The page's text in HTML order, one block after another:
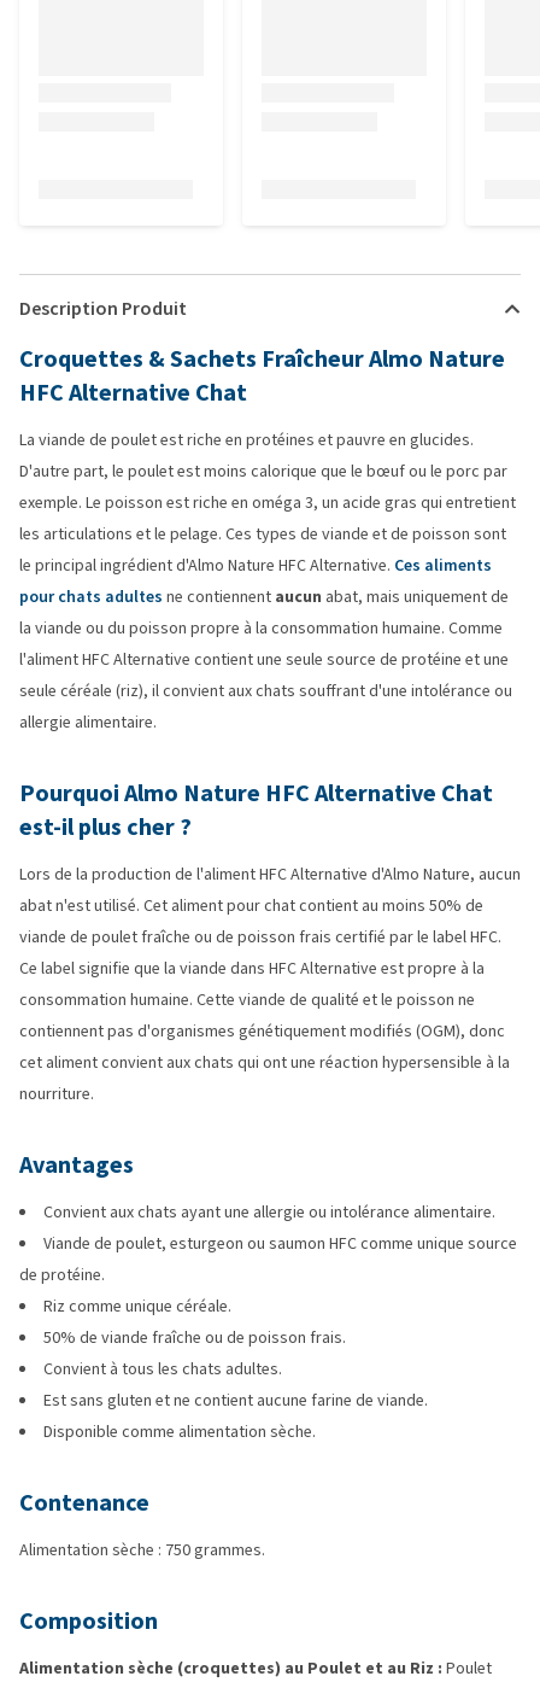
Description Produit
Croquettes & Sachets Fraîcheur Almo Nature
HFC Alternative Chat
La viande de poulet est riche en protéines et pauvre en glucides.
D'autre part, le poulet est moins calorique que le bœuf ou le porc par
exemple. Le poisson est riche en oméga 3, un acide gras qui entretient
les articulations et le pelage. Ces types de viande et de poisson sont
le principal ingrédient d'Almo Nature HFC Alternative. Ces aliments
pour chats adultes ne contiennent aucun abat, mais uniquement de
la viande ou du poisson propre à la consommation humaine. Comme
l'aliment HFC Alternative contient une seule source de protéine et une
seule céréale (riz), il convient aux chats souffrant d'une intolérance ou
allergie alimentaire.
Pourquoi Almo Nature HFC Alternative Chat
est-il plus cher ?
Lors de la production de l'aliment HFC Alternative d'Almo Nature, aucun
abat n'est utilisé. Cet aliment pour chat contient au moins 50% de
viande de poulet fraîche ou de poisson frais certifié par le label HFC.
Ce label signifie que la viande dans HFC Alternative est propre à la
consommation humaine. Cette viande de qualité et le poisson ne
contiennent pas d'organismes génétiquement modifiés (OGM), donc
cet aliment convient aux chats qui ont une réaction hypersensible à la
nourriture.
Avantages
Convient aux chats ayant une allergie ou intolérance alimentaire.
Viande de poulet, esturgeon ou saumon HFC comme unique source
de protéine.
Riz comme unique céréale.
50% de viande fraîche ou de poisson frais.
Convient à tous les chats adultes.
Est sans gluten et ne contient aucune farine de viande.
Disponible comme alimentation sèche.
Contenance
Alimentation sèche : 750 grammes.
Composition
Alimentation sèche (croquettes) au Poulet et au Riz : Poulet